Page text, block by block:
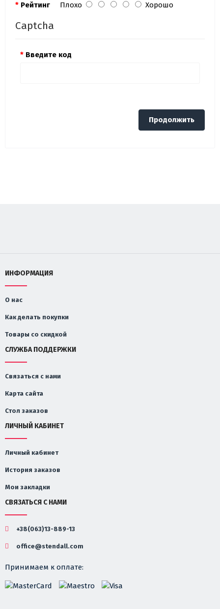
Рейтинг Плохо Хорошо
Captcha
Введите код
Продолжить
ИНФОРМАЦИЯ
О нас
Как делать покупки
Товары со скидкой
СЛУЖБА ПОДДЕРЖКИ
Связаться с нами
Карта сайта
Стол заказов
ЛИЧНЫЙ КАБИНЕТ
Личный кабинет
История заказов
Мои закладки
СВЯЗАТЬСЯ С НАМИ
+38(063)13-889-13
office@stendall.com
Принимаем к оплате: